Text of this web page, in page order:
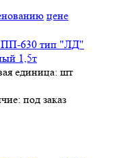
цене
630 тип "ЛД"
1,5т
единица: шт
под заказ